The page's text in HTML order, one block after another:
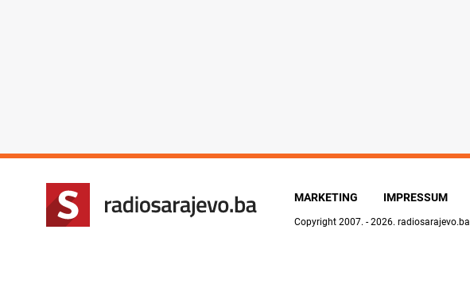
MARKETING IMPRESSUM
Copyright 2007. - 2026. radiosarajevo.ba